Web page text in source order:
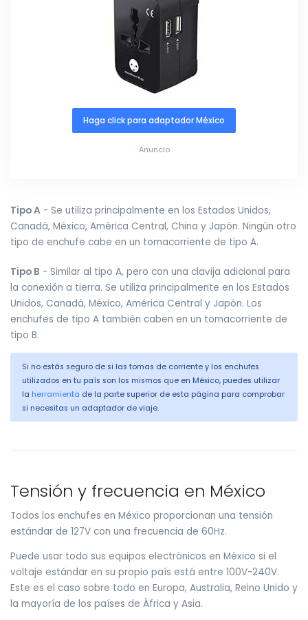
Haga click para adaptador México
Anuncio
Tipo A - Se utiliza principalmente en los Estados Unidos,
Canadá, México, América Central, China y Japón. Ningún otro
tipo de enchufe cabe en un tomacorriente de tipo A.
Tipo B - Similar al tipo A, pero con una clavija adicional para
la conexión a tierra. Se utiliza principalmente en los Estados
Unidos, Canadá, México, América Central y Japón. Los
enchufes de tipo A también caben en un tomacorriente de
tipo B.
Si no estás seguro de si las tomas de corriente y los enchufes
utilizados en tu país son los mismos que en México, puedes utilizar
la herramienta de la parte superior de esta página para comprobar
si necesitas un adaptador de viaje.
Tensión y frecuencia en México
Todos los enchufes en México proporcionan una tensión
estándar de 127V con una frecuencia de 60Hz.
Puede usar todo sus equipos electrónicos en México si el
voltaje estándar en su propio país está entre 100V-240V.
Este es el caso sobre todo en Europa, Australia, Reino Unido y
la mayoría de los países de África y Asia.